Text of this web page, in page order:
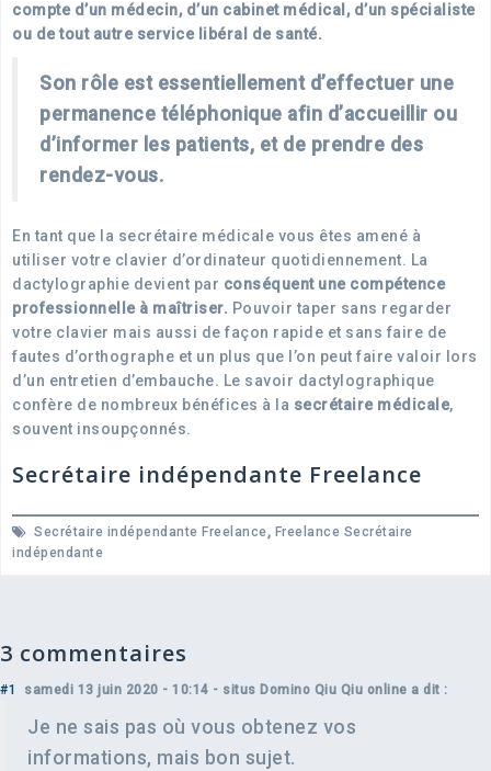
compte d’un médecin, d’un cabinet médical, d’un spécialiste
ou de tout autre service libéral de santé.
Son rôle est essentiellement d’effectuer une
permanence téléphonique afin d’accueillir ou
d’informer les patients, et de prendre des
rendez-vous.
En tant que la secrétaire médicale vous êtes amené à
utiliser votre clavier d’ordinateur quotidiennement. La
dactylographie devient par conséquent une compétence
professionnelle à maîtriser. Pouvoir taper sans regarder
votre clavier mais aussi de façon rapide et sans faire de
fautes d’orthographe et un plus que l’on peut faire valoir lors
d’un entretien d’embauche. Le savoir dactylographique
confère de nombreux bénéfices à la secrétaire médicale,
souvent insoupçonnés.
Secrétaire indépendante Freelance
Secrétaire indépendante Freelance, Freelance Secrétaire
indépendante
3 commentaires
#1 samedi 13 juin 2020 - 10:14 - situs Domino Qiu Qiu online a dit :
Je ne sais pas où vous obtenez vos
informations, mais bon sujet.